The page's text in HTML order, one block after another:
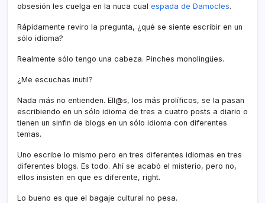
obsesión les cuelga en la nuca cual espada de Damocles.
Rápidamente reviro la pregunta, ¿qué se siente escribir en un
sólo idioma?
Realmente sólo tengo una cabeza. Pinches monolingües.
¿Me escuchas inutil?
Nada más no entienden. Ell@s, los más prolí­ficos, se la pasan
escribiendo en un sólo idioma de tres a cuatro posts a diario o
tienen un sinfin de blogs en un sólo idioma con diferentes
temas.
Uno escribe lo mismo pero en tres diferentes idiomas en tres
diferentes blogs. Es todo. Ahí­ se acabó el misterio, pero no,
ellos insisten en que es diferente, right.
Lo bueno es que el bagaje cultural no pesa.